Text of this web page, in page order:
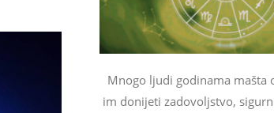
Mnogo ljudi godinama mašta
im donijeti zadovoljstvo,